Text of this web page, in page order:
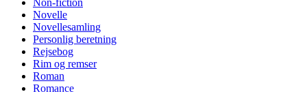
Novelle
Novellesamling
Personlig beretning
Rejsebog
Rim og remser
Roman
Romance